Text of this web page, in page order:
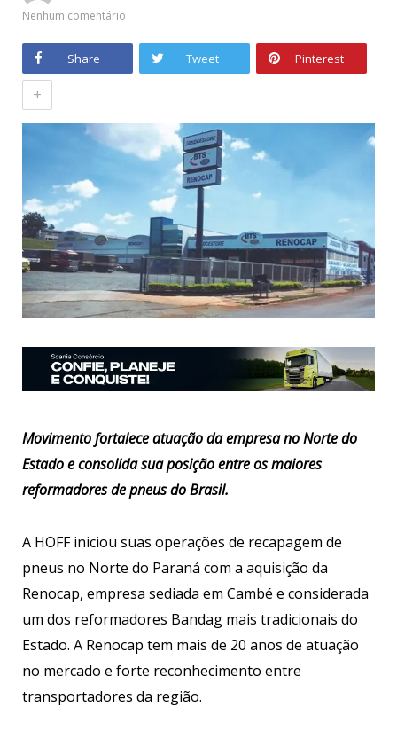
Nenhum comentário
Share Tweet Pinterest
+
Movimento fortalece atuação da empresa no Norte do
Estado e consolida sua posição entre os maiores
reformadores de pneus do Brasil.
A HOFF iniciou suas operações de recapagem de
pneus no Norte do Paraná com a aquisição da
Renocap, empresa sediada em Cambé e considerada
um dos reformadores Bandag mais tradicionais do
Estado. A Renocap tem mais de 20 anos de atuação
no mercado e forte reconhecimento entre
transportadores da região.